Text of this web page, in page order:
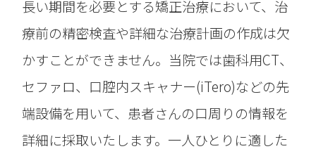
長い期間を必要とする矯正治療において、治
療前の精密検査や詳細な治療計画の作成は欠
かすことができません。当院では歯科用CT、
セファロ、口腔内スキャナー(iTero)などの先
端設備を用いて、患者さんの口周りの情報を
詳細に採取いたします。一人ひとりに適した